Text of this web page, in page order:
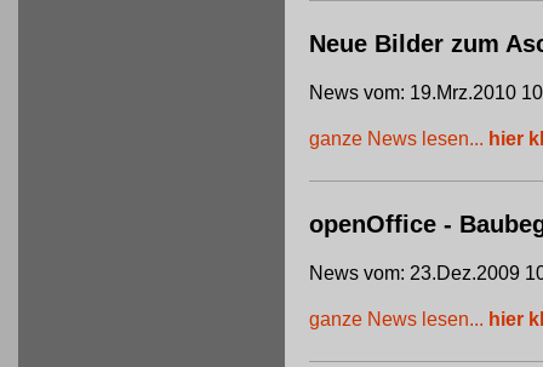
Neue Bilder zum
News vom: 19.Mrz.2010
ganze News lesen... hier
openOffice -
News vom: 23.Dez.2009
ganze News lesen... hier